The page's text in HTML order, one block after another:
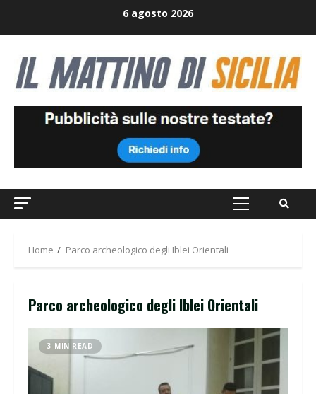
6 agosto 2026
Primary
Home Parco archeologico degli Iblei Orientali
Parco archeologico degli Iblei Orientali
3 MIN READ